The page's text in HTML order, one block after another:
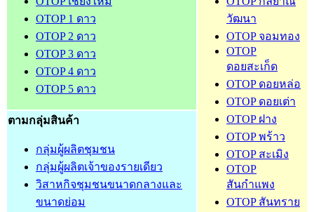
OTOP 1 ดาว
OTOP 2 ดาว
OTOP 3 ดาว
OTOP 4 ดาว
OTOP 5 ดาว
วัฒนา
OTOP จอมทอง
OTOP
ดอยสะเก็ด
OTOP ดอยหล่อ
OTOP ดอยเต่า
OTOP ฝาง
OTOP พร้าว
OTOP สะเมิง
OTOP
สันกำแพง
OTOP สันทราย
ตามกลุ่มสินค้า
กลุ่มผู้ผลิตชุมชน
กลุ่มผู้ผลิตเจ้าของรายเดียว
วิสาหกิจชุมชนขนาดกลางและ
ขนาดย่อม